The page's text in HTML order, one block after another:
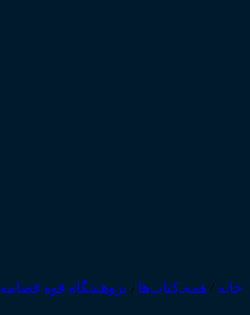
خانه / همه‌ـ‌کتاب‌ها / پژوهشگاه قوه قضاییه